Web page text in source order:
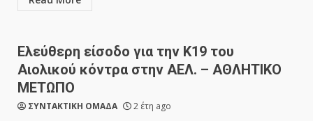
Ελεύθερη είσοδο για την Κ19 του
Αιολικού κόντρα στην ΑΕΛ. – ΑΘΛΗΤΙΚΟ
ΜΕΤΩΠΟ
ΣΥΝΤΑΚΤΙΚΗ ΟΜΑΔΑ 2 έτη ago